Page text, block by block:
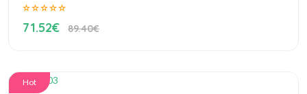
71.52€ 89.40€
Hot